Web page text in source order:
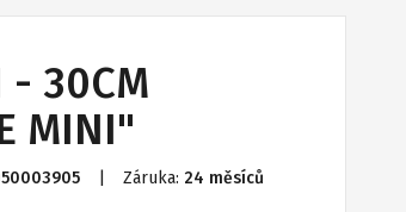
- 30CM
MINI"
Záruka: 24 měsíců